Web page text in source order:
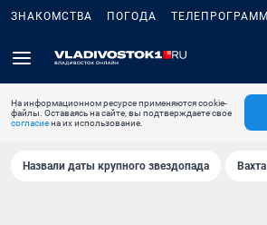
ЗНАКОМСТВА ПОГОДА
На информационном ресурсе применяются cookie-
файлы. Оставаясь на сайте, вы подтверждаете свое
согласиена их использование.
Назвали даты крупного звездопада